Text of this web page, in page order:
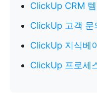
ClickUp CRM
ClickUp 고객 문
ClickUp 지식베
ClickUp 프로세